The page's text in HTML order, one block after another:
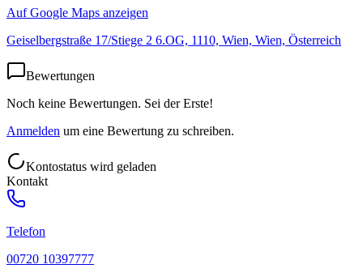
Auf Google Maps anzeigen
Geiselbergstraße 17/Stiege 2 6.OG, 1110, Wien, Wien, Österreich
Bewertungen
Noch keine Bewertungen. Sei der Erste!
Anmelden um eine Bewertung zu schreiben.
Kontostatus wird geladen
Kontakt
Telefon
00720 10397777